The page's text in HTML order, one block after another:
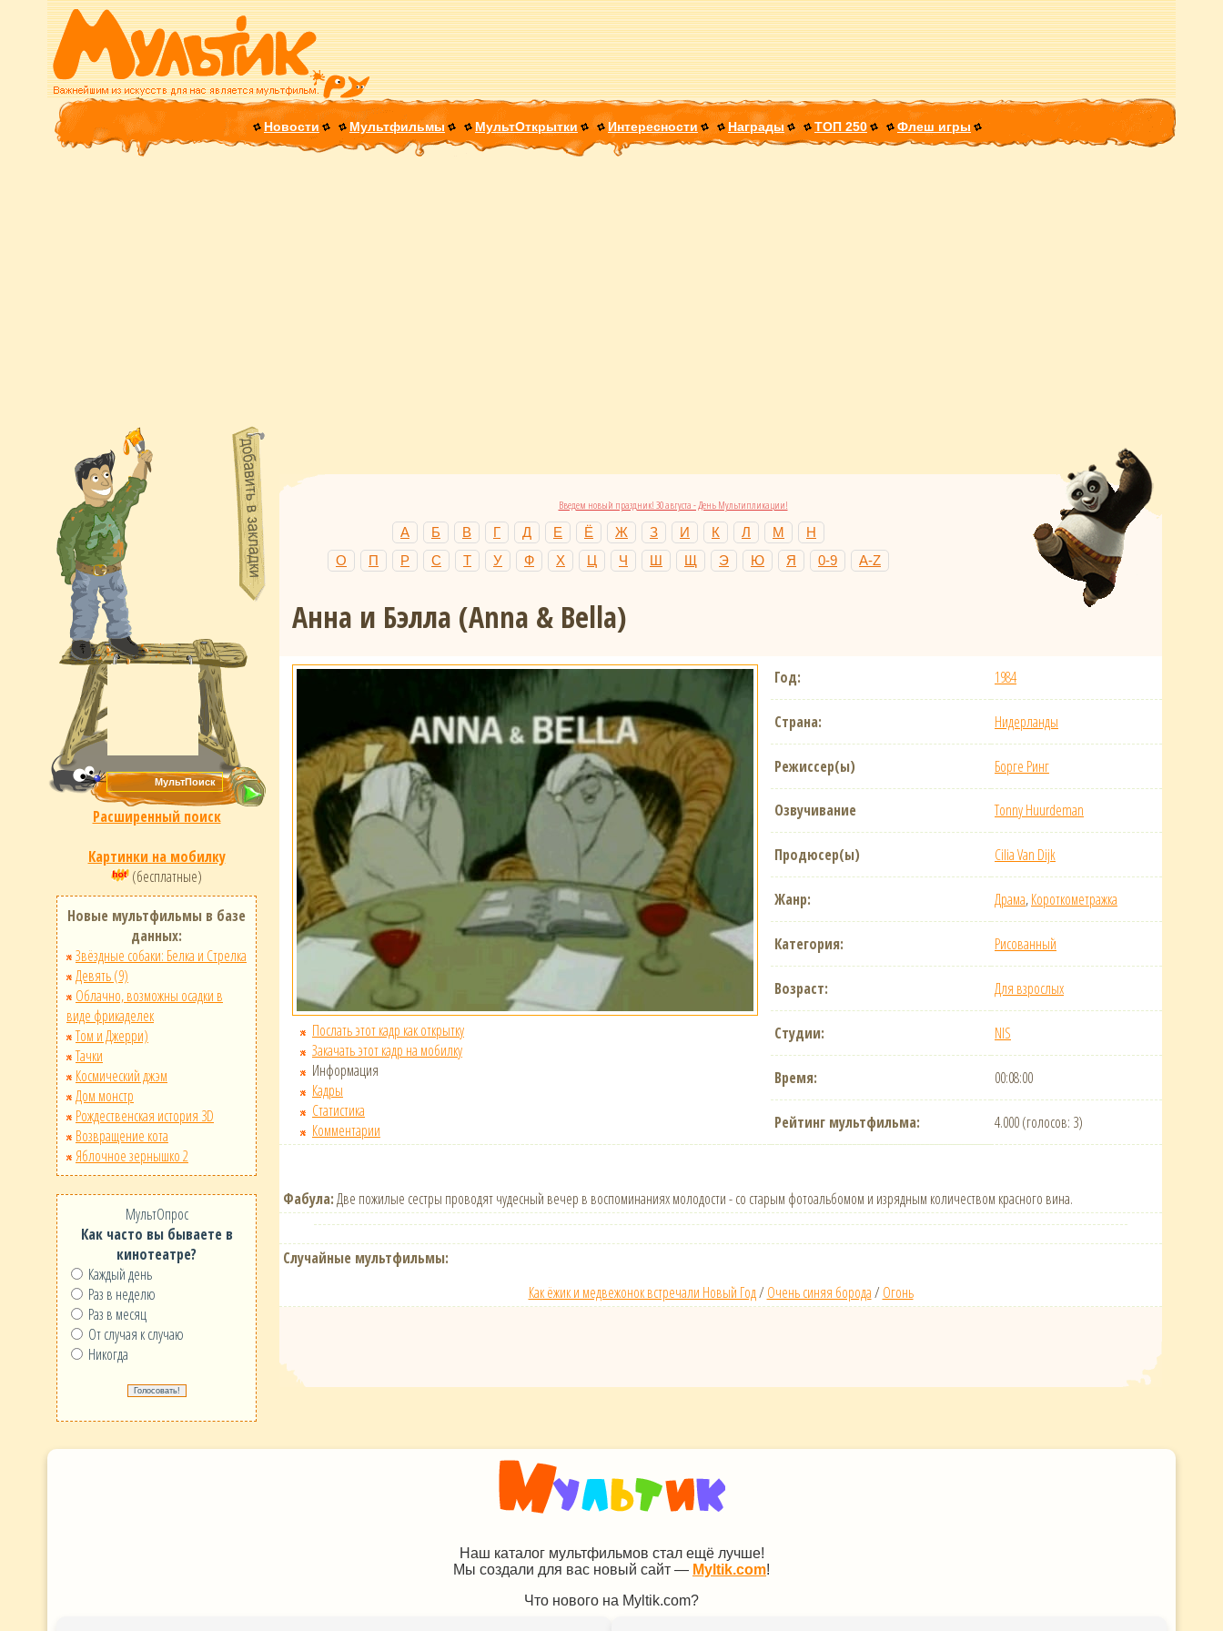
Новости Мультфильмы МультОткрытки Интересности Награды ТОП 250 Флеш игры
Расширенный поиск
Картинки на мобилку
(бесплатные)
Новые мультфильмы в базе
данных:
Звёздные собаки: Белка и Стрелка
Девять (9)
Облачно, возможны осадки в
виде фрикаделек
Том и Джерри)
Тачки
Космический джэм
Дом монстр
Рождественская история 3D
Возвращение кота
Яблочное зернышко 2
МультОпрос
Как часто вы бываете в
кинотеатре?
Каждый день
Раз в неделю
Раз в месяц
От случая к случаю
Никогда
Введем новый праздник! 30 августа - День Мультипликации!
А Б В Г Д Е Ё Ж З И К Л М
Н
О
П Р С Т У Ф Х Ц Ч Ш Щ Э Ю Я 0-9 A-Z
Анна и Бэлла (Anna & Bella)
Послать этот кадр как открытку
Закачать этот кадр на мобилку
Информация
Кадры
Статистика
Комментарии
Год: 1984
Страна: Нидерланды
Режиссер(ы) Борге Ринг
Озвучивание Tonny Huurdeman
Продюсер(ы) Cilia Van Dijk
Жанр: Драма,Короткометражка
Категория: Рисованный
Возраст: Для взрослых
Студии: NIS
Время: 00:08:00
Рейтинг мультфильма: 4.000 (голосов: 3)
Фабула:Две пожилые сестры проводят чудесный вечер в воспоминаниях молодости - со старым фотоальбомом и изрядным количеством красного вина.
Случайные мультфильмы:
Как ёжик и медвежонок встречали Новый Год/ Очень синяя борода/ Огонь
Наш каталог мультфильмов стал ещё лучше!
Мы создали для вас новый сайт — Myltik.com!
Что нового на Myltik.com?